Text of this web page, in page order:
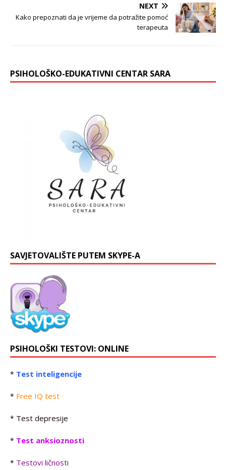
NEXT
Kako prepoznati da je vrijeme da potražite pomoć
terapeuta
PSIHOLOŠKO-EDUKATIVNI CENTAR SARA
SAVJETOVALIŠTE PUTEM SKYPE-A
PSIHOLOŠKI TESTOVI: ONLINE
* Test inteligencije
* Free IQ test
* Test depresije
* Test anksioznosti
* Testovi ličnosti